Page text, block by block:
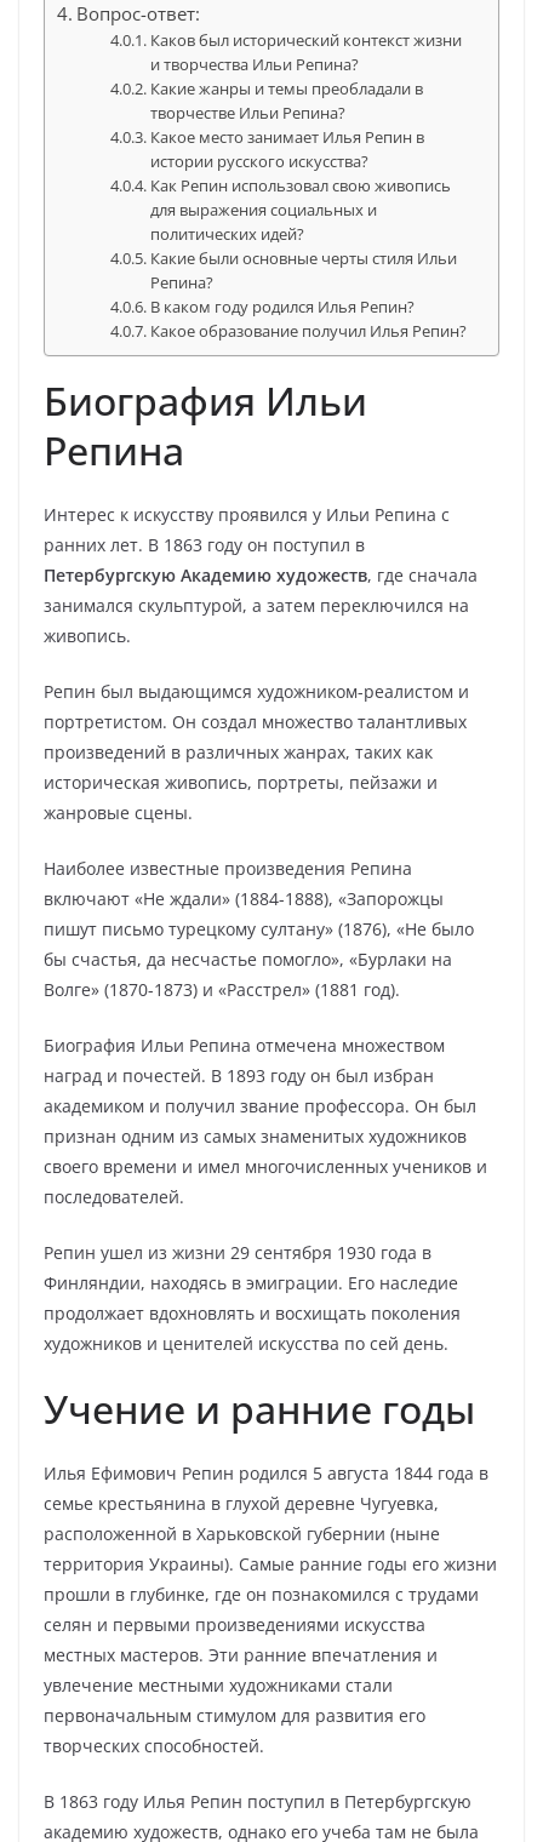
Вопрос-ответ:
Каков был исторический контекст жизни
и творчества Ильи Репина?
Какие жанры и темы преобладали в
творчестве Ильи Репина?
Какое место занимает Илья Репин в
истории русского искусства?
Как Репин использовал свою живопись
для выражения социальных и
политических идей?
Какие были основные черты стиля Ильи
Репина?
В каком году родился Илья Репин?
Какое образование получил Илья Репин?
Биография Ильи
Репина
Интерес к искусству проявился у Ильи Репина с
ранних лет. В 1863 году он поступил в
Петербургскую Академию художеств, где сначала
занимался скульптурой, а затем переключился на
живопись.
Репин был выдающимся художником-реалистом и
портретистом. Он создал множество талантливых
произведений в различных жанрах, таких как
историческая живопись, портреты, пейзажи и
жанровые сцены.
Наиболее известные произведения Репина
включают «Не ждали» (1884-1888), «Запорожцы
пишут письмо турецкому султану» (1876), «Не было
бы счастья, да несчастье помогло», «Бурлаки на
Волге» (1870-1873) и «Расстрел» (1881 год).
Биография Ильи Репина отмечена множеством
наград и почестей. В 1893 году он был избран
академиком и получил звание профессора. Он был
признан одним из самых знаменитых художников
своего времени и имел многочисленных учеников и
последователей.
Репин ушел из жизни 29 сентября 1930 года в
Финляндии, находясь в эмиграции. Его наследие
продолжает вдохновлять и восхищать поколения
художников и ценителей искусства по сей день.
Учение и ранние годы
Илья Ефимович Репин родился 5 августа 1844 года в
семье крестьянина в глухой деревне Чугуевка,
расположенной в Харьковской губернии (ныне
территория Украины). Самые ранние годы его жизни
прошли в глубинке, где он познакомился с трудами
селян и первыми произведениями искусства
местных мастеров. Эти ранние впечатления и
увлечение местными художниками стали
первоначальным стимулом для развития его
творческих способностей.
В 1863 году Илья Репин поступил в Петербургскую
академию художеств, однако его учеба там не была